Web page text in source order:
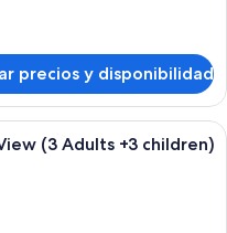
precios y disponibilidad
sala moderna con un sofá azul,
(3 Adults +3 children)